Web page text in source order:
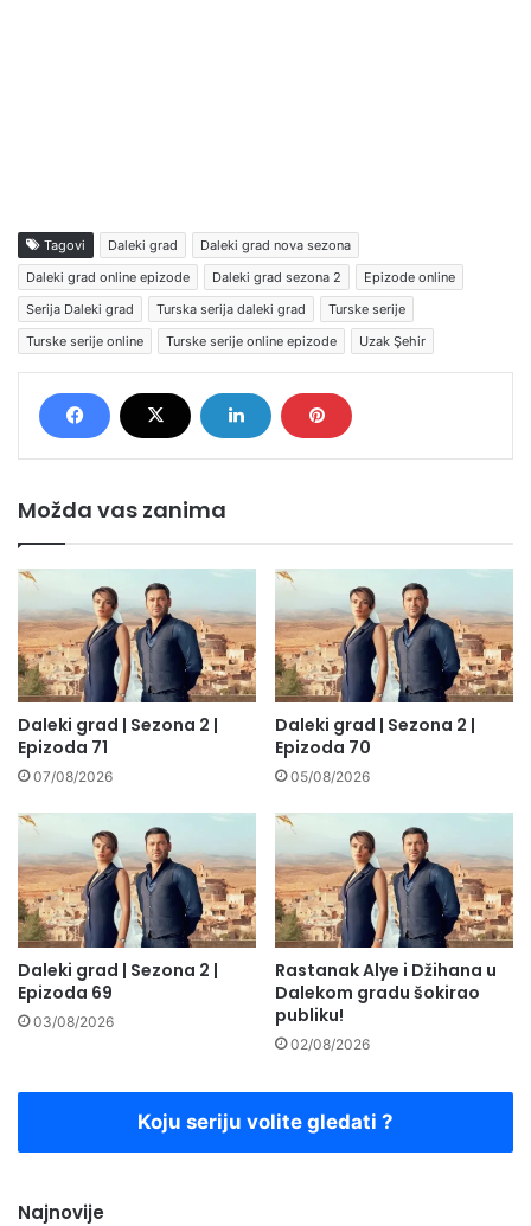
Tagovi Daleki grad
Daleki grad nova sezona
Daleki grad online epizode
Daleki grad sezona 2
Epizode online
Serija Daleki grad
Turska serija daleki grad
Turske serije
Turske serije online
Turske serije online epizode Uzak Şehir
Možda vas zanima
Daleki grad | Sezona 2 |
Epizoda 71
07/08/2026
Daleki grad | Sezona 2 |
Epizoda 70
05/08/2026
Daleki grad | Sezona 2 |
Epizoda 69
03/08/2026
Rastanak Alye i Džihana u
Dalekom gradu šokirao
publiku!
02/08/2026
Koju seriju volite gledati ?
Najnovije